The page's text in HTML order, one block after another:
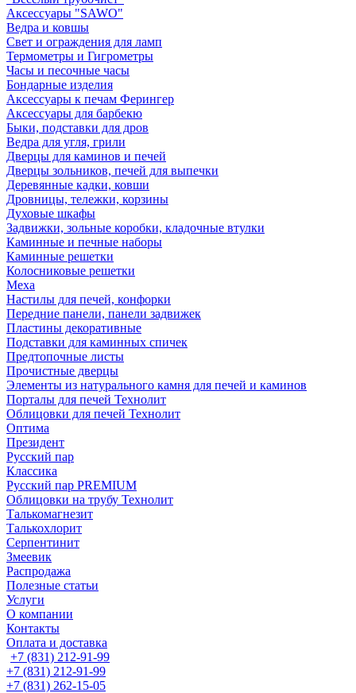
Аксессуары "SAWO"
Ведра и ковшы
Свет и ограждения для ламп
Термометры и Гигрометры
Часы и песочные часы
Бондарные изделия
Аксессуары к печам Ферингер
Аксессуары для барбекю
Быки, подставки для дров
Ведра для угля, грили
Дверцы для каминов и печей
Дверцы зольников, печей для выпечки
Деревянные кадки, ковши
Дровницы, тележки, корзины
Духовые шкафы
Задвижки, зольные коробки, кладочные втулки
Каминные и печные наборы
Каминные решетки
Колосниковые решетки
Меха
Настилы для печей, конфорки
Передние панели, панели задвижек
Пластины декоративные
Подставки для каминных спичек
Предтопочные листы
Прочистные дверцы
Элементы из натурального камня для печей и каминов
Порталы для печей Технолит
Облицовки для печей Технолит
Оптима
Президент
Русский пар
Классика
Русский пар PREMIUM
Облицовки на трубу Технолит
Талькомагнезит
Талькохлорит
Серпентинит
Змеевик
Распродажа
Полезные статьи
Услуги
О компании
Контакты
Оплата и доставка
+7 (831) 212-91-99
+7 (831) 212-91-99
+7 (831) 262-15-05